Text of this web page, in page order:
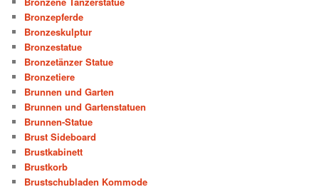
Bronzepferde
Bronzeskulptur
Bronzestatue
Bronzetänzer Statue
Bronzetiere
Brunnen und Garten
Brunnen und Gartenstatuen
Brunnen-Statue
Brust Sideboard
Brustkabinett
Brustkorb
Brustschubladen Kommode